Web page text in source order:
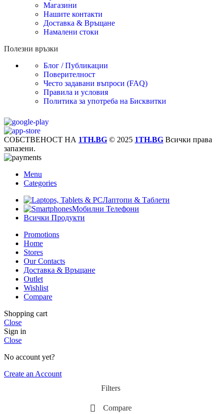
Магазини
Нашите контакти
Доставка & Връщане
Намалени стоки
Полезни връзки
Блог / Публикации
Поверителност
Често задавани въпроси (FAQ)
Правила и условия
Политика за употреба на Бисквитки
СОБСТВЕНОСТ НА 1TH.BG © 2025 1TH.BG Всички права
запазени.
Menu
Categories
Лаптопи & Таблети
Мобилни Телефони
Всички Продукти
Promotions
Home
Stores
Our Contacts
Доставка & Връщане
Outlet
Wishlist
Compare
Shopping cart
Close
Sign in
Close
No account yet?
Create an Account
Filters
Compare